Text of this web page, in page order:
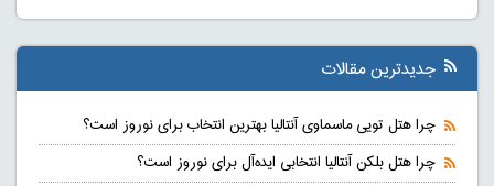
جدیدترین مقالات
چرا هتل تویی ماسماوی آنتالیا بهترین انتخاب برای نوروز است؟
چرا هتل بلکن آنتالیا انتخابی ایده‌آل برای نوروز است؟